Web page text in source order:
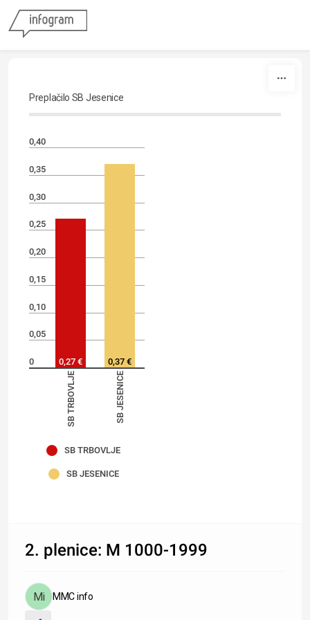
Preplačilo SB Jesenice
0,40
0,35
0,30
0,25
0,20
0,15
0,10
0,05
0
SB TRBOVLJE SB JESENICE
0,27 € 0,37 €
SB TRBOVLJE
SB JESENICE
2. plenice: M 1000-1999
MMC info